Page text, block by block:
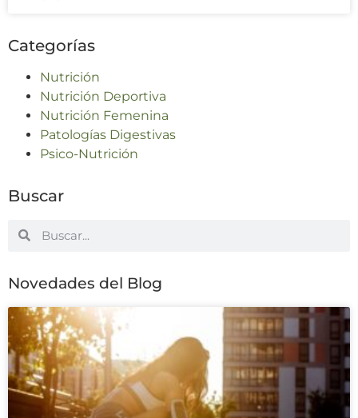
Categorías
Nutrición
Nutrición Deportiva
Nutrición Femenina
Patologías Digestivas
Psico-Nutrición
Buscar
Novedades del Blog